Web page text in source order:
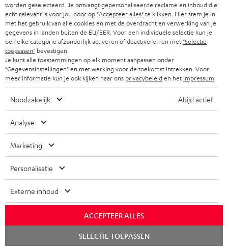
Inhoud levering
ULTIMA 25 ACTIVE
1 × Paar boekenplankspeaker UL 25 Active – Night black
1 × Boekenplankspeaker UL 25 – Zwart
1 × Boekenplankspeaker UL 25 Active – Zwart
1 × ULTIMA 25 afstandsbediening – Zwart
1 × Stroomkabel – Zwart
worden geselecteerd. Je ontvangt gepersonaliseerde reclame en inhoud die
echt relevant is voor jou door op "Accepteer alles"te klikken. Hier stem je in
met het gebruik van alle cookies en met de overdracht en verwerking van je
gegevens in landen buiten de EU/EER. Voor een individuele selectie kun je
ook elke categorie afzonderlijk activeren of deactiveren en met "Selectie
toepassen" bevestigen.
Je kunt alle toestemmingen op elk moment aanpassen onder
"Gegevensinstellingen" en met werking voor de toekomst intrekken. Voor
meer informatie kun je ook kijken naar ons privacybeleiden het impressum
Noodzakelijk Altijd actief
Analyse
Marketing
Personalisatie
Externe inhoud
ACCEPTEER ALLES
SELECTIE TOEPASSEN